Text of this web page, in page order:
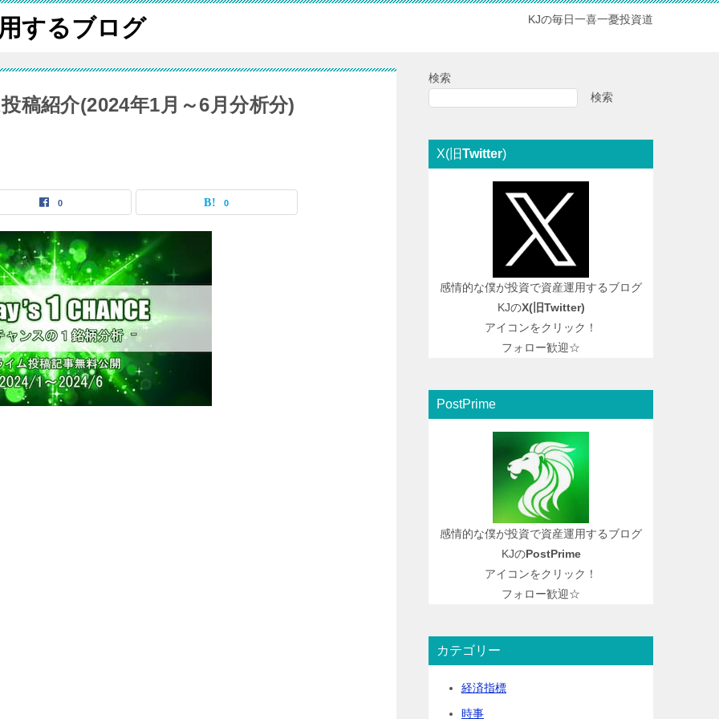
するブログ KJの毎日一喜一憂投資道
稿紹介(2024年1月～6月分析分)
0 0
検索
検索
X(旧Twitter)
感情的な僕が投資で資産運用するブログ
KJのX(旧Twitter)
アイコンをクリック！
フォロー歓迎☆
PostPrime
感情的な僕が投資で資産運用するブログ
KJのPostPrime
アイコンをクリック！
フォロー歓迎☆
カテゴリー
経済指標
時事